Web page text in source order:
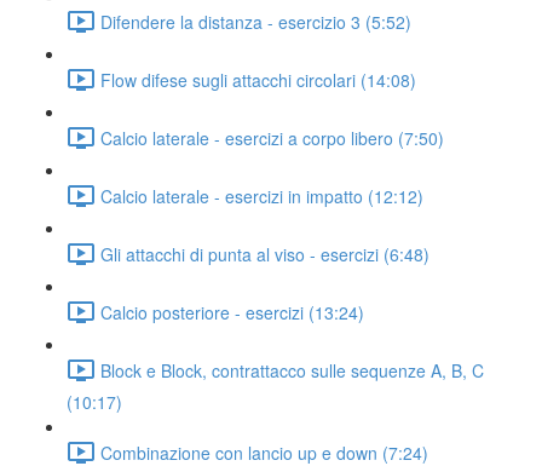
Difendere la distanza - esercizio 3 (5:52)
Flow difese sugli attacchi circolari (14:08)
Calcio laterale - esercizi a corpo libero (7:50)
Calcio laterale - esercizi in impatto (12:12)
Gli attacchi di punta al viso - esercizi (6:48)
Calcio posteriore - esercizi (13:24)
Block e Block, contrattacco sulle sequenze A, B, C
(10:17)
Combinazione con lancio up e down (7:24)